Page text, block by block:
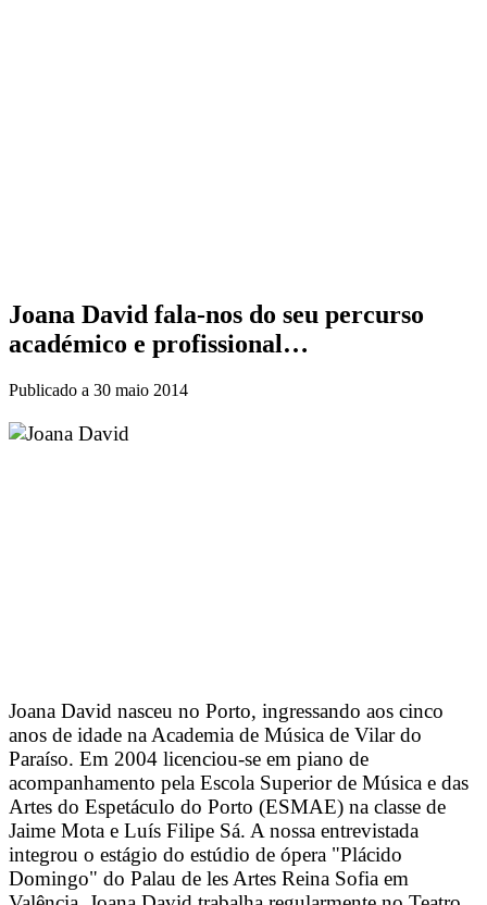
Joana David fala-nos do seu percurso
académico e profissional…
Publicado a 30 maio 2014
Joana David nasceu no Porto, ingressando aos cinco
anos de idade na Academia de Música de Vilar do
Paraíso. Em 2004 licenciou‐se em piano de
acompanhamento pela Escola Superior de Música e das
Artes do Espetáculo do Porto (ESMAE) na classe de
Jaime Mota e Luís Filipe Sá. A nossa entrevistada
integrou o estágio do estúdio de ópera "Plácido
Domingo" do Palau de les Artes Reina Sofia em